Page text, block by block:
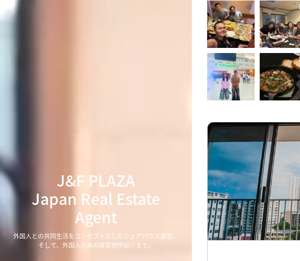
J&F PLAZA
Japan Real Estate
Agent
外国人との共同生活をコンセプトとしたシェアハウス運営。
そして、外国人の為の賃貸物件紹介まで。